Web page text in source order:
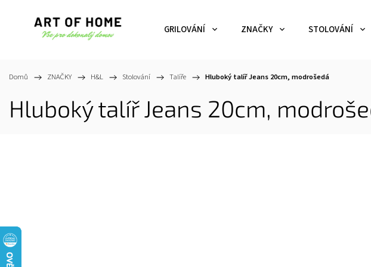
GRILOVÁNÍ ZNAČKY STOLOVÁNÍ
Domů / ZNAČKY / H&L / Stolování / Talíře / Hluboký talíř Jeans 20cm, modrošedá
Hluboký talíř Jeans 20cm,